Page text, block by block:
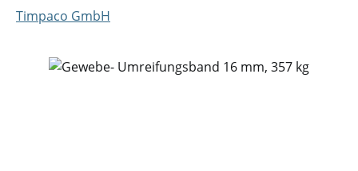
Timpaco GmbH
Ignorer la galerie d'images